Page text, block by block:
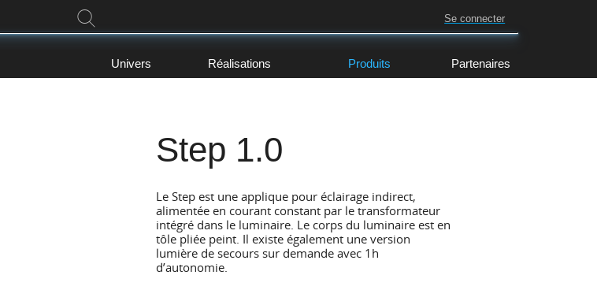
Se connecter
Univers Réalisations Produits Partenaires
Step 1.0
Le Step est une applique pour éclairage indirect,
alimentée en courant constant par le transformateur
intégré dans le luminaire. Le corps du luminaire est en
tôle pliée peint. Il existe également une version
lumière de secours sur demande avec 1h
d’autonomie.